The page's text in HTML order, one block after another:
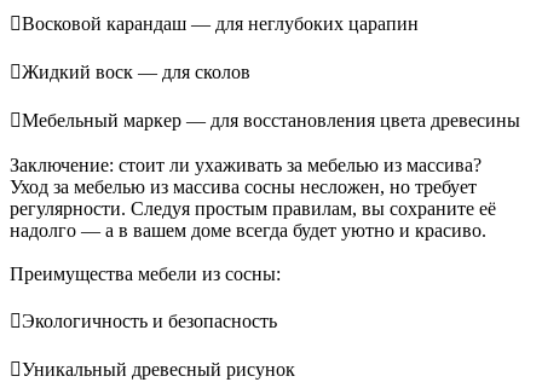
Восковой карандаш — для неглубоких царапин
Жидкий воск — для сколов
Мебельный маркер — для восстановления цвета древесины
Заключение: стоит ли ухаживать за мебелью из массива?
Уход за мебелью из массива сосны несложен, но требует
регулярности. Следуя простым правилам, вы сохраните её
надолго — а в вашем доме всегда будет уютно и красиво.
Преимущества мебели из сосны:
Экологичность и безопасность
Уникальный древесный рисунок